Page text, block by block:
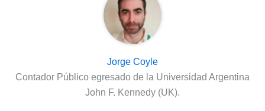
Jorge Coyle
Contador Público egresado de la Universidad Argentina
John F. Kennedy (UK).